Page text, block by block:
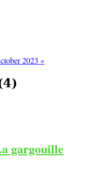
2023 »
gargouille